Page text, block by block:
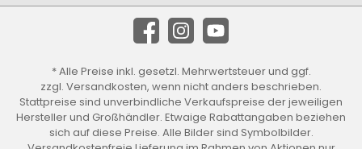
* Alle Preise inkl. gesetzl. Mehrwertsteuer und ggf.
zzgl. Versandkosten, wenn nicht anders beschrieben.
Stattpreise sind unverbindliche Verkaufspreise der jeweiligen
Hersteller und Großhändler. Etwaige Rabattangaben beziehen
sich auf diese Preise. Alle Bilder sind Symbolbilder.